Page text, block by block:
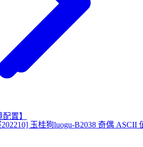
置】
玉桂狗luogu-B2038 奇偶 ASCII